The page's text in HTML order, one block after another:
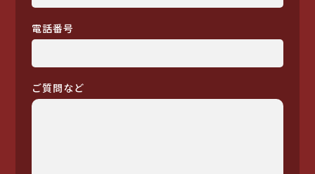
電話番号
ご質問など